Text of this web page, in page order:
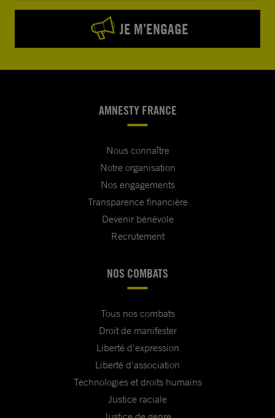
JE M’ENGAGE
AMNESTY FRANCE
Nous connaître
Notre organisation
Nos engagements
Transparence financière
Devenir bénévole
Recrutement
NOS COMBATS
Tous nos combats
Droit de manifester
Liberté d'expression
Liberté d'association
Technologies et droits humains
Justice raciale